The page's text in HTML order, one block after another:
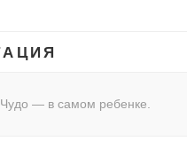
— в самом ребенке.